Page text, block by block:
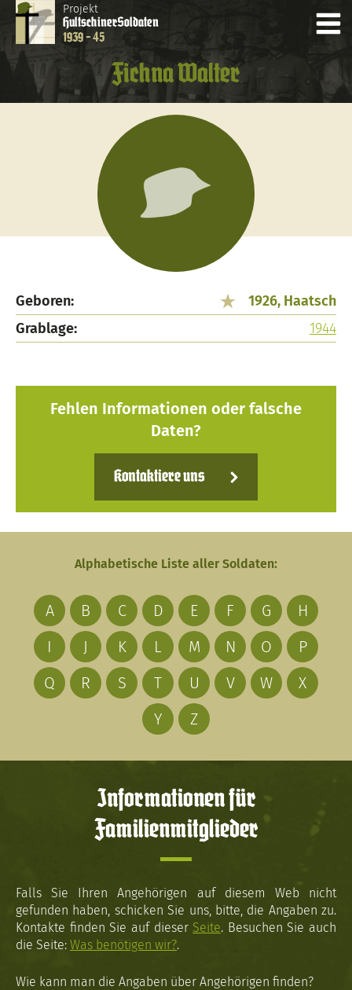
Projekt
HultschinerSoldaten
1939 - 45
Fichna Walter
Geboren:
1926, Haatsch
Grablage:
1944
Fehlen Informationen oder falsche
Daten?
Kontaktiere uns
Alphabetische Liste aller Soldaten:
A B C D E F G
H
I
J K L M N O
P
Q
R S T U V W
X
Y
Z
Informationen für
Familienmitglieder
Falls Sie Ihren Angehörigen auf diesem Web nicht
gefunden haben, schicken Sie uns, bitte, die Angaben zu.
Kontakte finden Sie auf dieser Seite. Besuchen Sie auch
die Seite: Was benötigen wir?.
Wie kann man die Angaben über Angehörigen finden?